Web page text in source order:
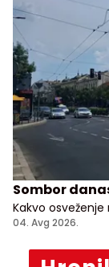
Sombor
Kakvo osveženje
Celzijusa!
04. Avg 2026.